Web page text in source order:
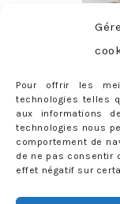
Pour offrir les
technologies telles
aux informations
technologies nous
comportement de
de ne pas consentir
effet négatif sur